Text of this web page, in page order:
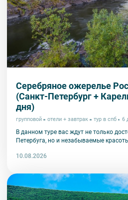
Серебряное ожерелье
(Санкт-Петербург +
дня)
групповой отели + завтрак тур в спб 6
В данном туре вас ждут не только
Петербуга, но и незабываемые
10.08.2026